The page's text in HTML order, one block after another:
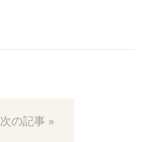
次の記事 »